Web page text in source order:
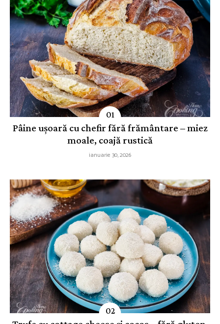
Pâine ușoară cu chefir fără frământare – miez
moale, coajă rustică
ianuarie 30, 2026